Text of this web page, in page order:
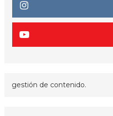
gestión de contenido.